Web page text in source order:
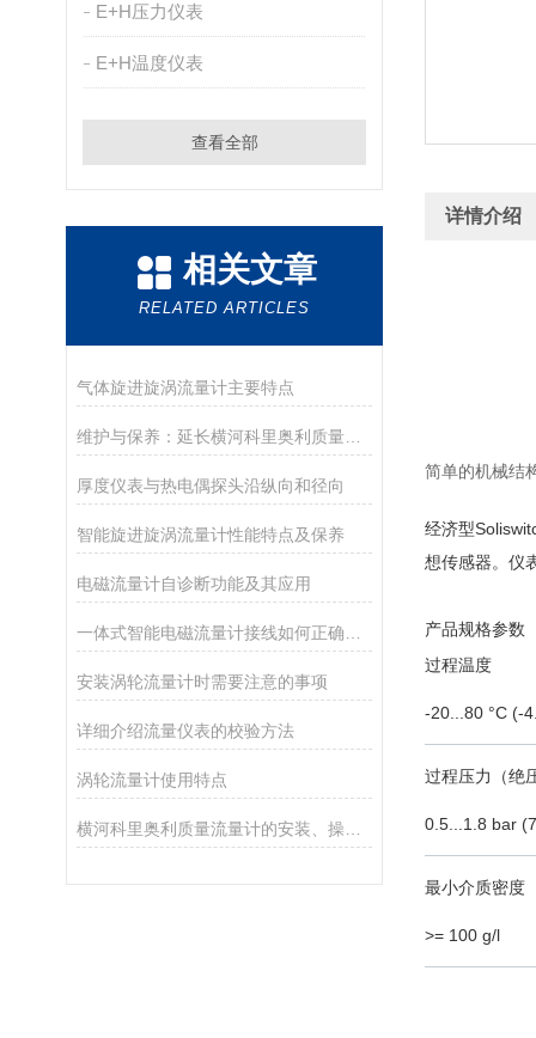
E+H压力仪表
E+H温度仪表
查看全部
相关文章
RELATED ARTICLES
气体旋进旋涡流量计主要特点
维护与保养：延长横河科里奥利质量流量计使用寿命的方法
厚度仪表与热电偶探头沿纵向和径向
智能旋进旋涡流量计性能特点及保养
电磁流量计自诊断功能及其应用
安装涡轮流量计时需要注意的事项
详细介绍流量仪表的校验方法
涡轮流量计使用特点
详情介绍
简单的机械结
经济型
想传感器。仪
产品规格参数
过程温度
-20...80 °C (-
过程压力（绝
0.5...1.8 bar
最小介质密度
>= 100 g/l